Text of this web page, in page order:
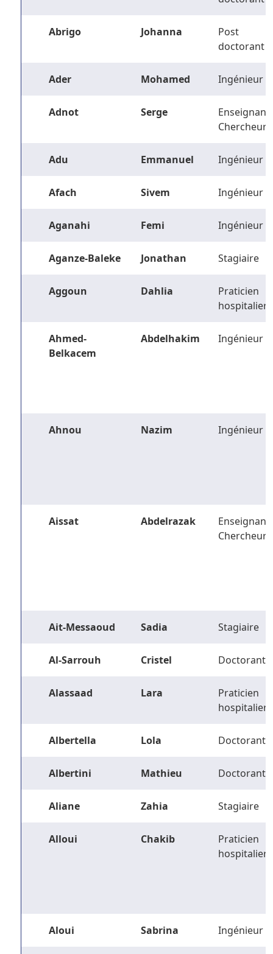
Abrigo Johanna
Post
doctorant
Ader Mohamed Ingénieur
Adnot Serge
Enseignant-
Chercheur
Adu Emmanuel Ingénieur
Afach Sivem Ingénieur
Aganahi Femi Ingénieur
Aganze-Baleke Jonathan Stagiaire
Aggoun Dahlia
Praticien
hospitalier
Ahmed-
Belkacem
Abdelhakim Ingénieur
Ahnou Nazim Ingénieur
Aissat Abdelrazak
Enseignant-
Chercheur
Ait-Messaoud Sadia Stagiaire
Al-Sarrouh Cristel Doctorant
Alassaad Lara
Praticien
hospitalier
Albertella Lola Doctorant
Albertini Mathieu Doctorant
Aliane Zahia Stagiaire
Alloui Chakib
Praticien
hospitalier
Aloui Sabrina Ingénieur